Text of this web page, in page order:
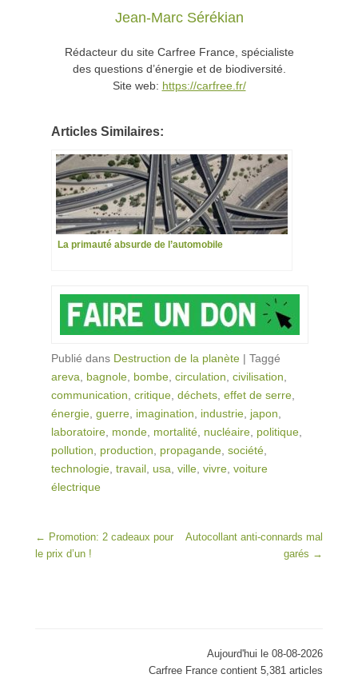
Jean-Marc Sérékian
Rédacteur du site Carfree France, spécialiste
des questions d’énergie et de biodiversité.
Site web: https://carfree.fr/
Articles Similaires:
La primauté absurde de l’automobile
Publié dans Destruction de la planète | Taggé
areva, bagnole, bombe, circulation, civilisation,
communication, critique, déchets, effet de serre,
énergie, guerre, imagination, industrie, japon,
laboratoire, monde, mortalité, nucléaire, politique,
pollution, production, propagande, société,
technologie, travail, usa, ville, vivre, voiture
électrique
Post navigation
← Promotion: 2 cadeaux pour
le prix d’un !
Autocollant anti-connards mal
garés →
Aujourd'hui le 08-08-2026
Carfree France contient 5,381 articles